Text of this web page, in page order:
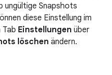
ungültige Snapshots
diese Einstellung im
Tab Einstellungen über
löschen ändern.